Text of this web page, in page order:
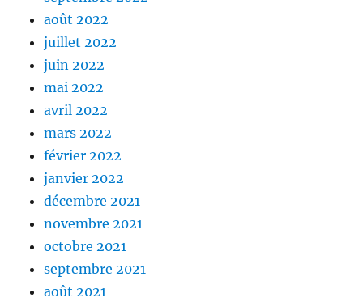
août 2022
juillet 2022
juin 2022
mai 2022
avril 2022
mars 2022
février 2022
janvier 2022
décembre 2021
novembre 2021
octobre 2021
septembre 2021
août 2021